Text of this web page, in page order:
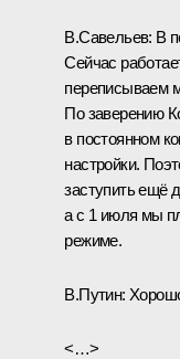
В.Савельев: В
Сейчас
переписываем
По заверению
в постоянном
настройки.
заступить ещё
а с 1 июля мы
режиме.
В.Путин:
<…>